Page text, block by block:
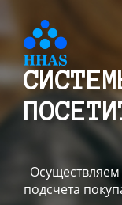
подсчета